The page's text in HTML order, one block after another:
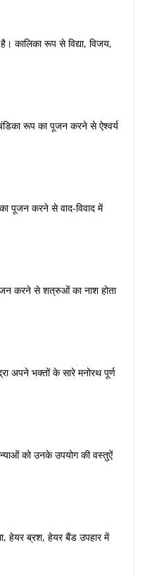
कालिका रूप से विद्या, विजय,
रूप का पूजन करने से ऐश्वर्य
पूजन करने से वाद-विवाद में
पूजन करने से शत्रुओं का नाश होता
अपने भक्तों के सारे मनोरथ पूर्ण
को उनके उपयोग की वस्तुऐं
हेयर ब्रश, हेयर बैंड उपहार में